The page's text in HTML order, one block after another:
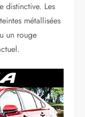
distinctive. Les
métallisées
un rouge